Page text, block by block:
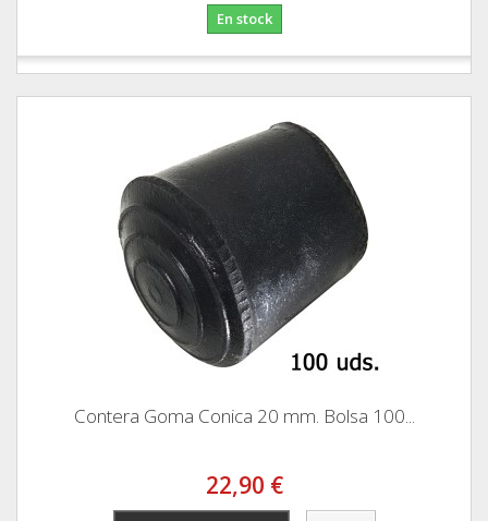
En stock
Contera Goma Conica 20 mm. Bolsa 100...
22,90 €